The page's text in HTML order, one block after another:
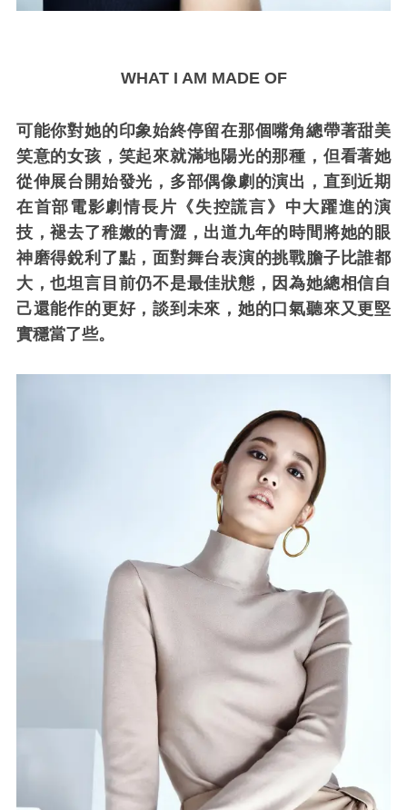
WHAT I AM MADE OF
可能你對她的印象始終停留在那個嘴角總帶著甜美
笑意的女孩，笑起來就滿地陽光的那種，但看著她
從伸展台開始發光，多部偶像劇的演出，直到近期
在首部電影劇情長片《失控謊言》中大躍進的演
技，褪去了稚嫩的青澀，出道九年的時間將她的眼
神磨得銳利了點，面對舞台表演的挑戰膽子比誰都
大，也坦言目前仍不是最佳狀態，因為她總相信自
己還能作的更好，談到未來，她的口氣聽來又更堅
實穩當了些。